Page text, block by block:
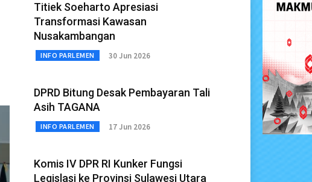
Titiek Soeharto Apresiasi
Transformasi Kawasan
Nusakambangan
INFO PARLEMEN 30 Jun 2026
DPRD Bitung Desak Pembayaran Tali
Asih TAGANA
INFO PARLEMEN 17 Jun 2026
Komis IV DPR RI Kunker Fungsi
Legislasi ke Provinsi Sulawesi Utara